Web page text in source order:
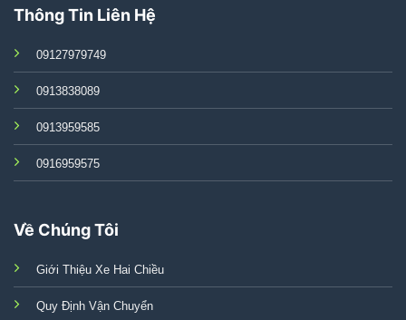
Thông Tin Liên Hệ
09127979749
0913838089
0913959585
0916959575
Về Chúng Tôi
Giới Thiệu Xe Hai Chiều
Quy Định Vận Chuyển